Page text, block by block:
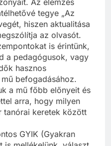
Az elemzés
tegye „Az
hiszen aktualitása
az olvasót.
is érintünk,
a pedagógusok, vagy
hasznos
befogadásához.
a mű főbb előnyeit és
arra, hogy milyen
tanórai keretek között
GYIK (Gyakran